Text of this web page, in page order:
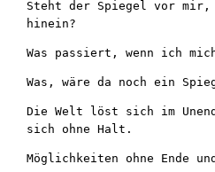
Steht der Spiegel vor mir,
hinein?
Was passiert, wenn ich mich
Was, wäre da noch ein
Die Welt löst sich im
sich ohne Halt.
Möglichkeiten ohne Ende